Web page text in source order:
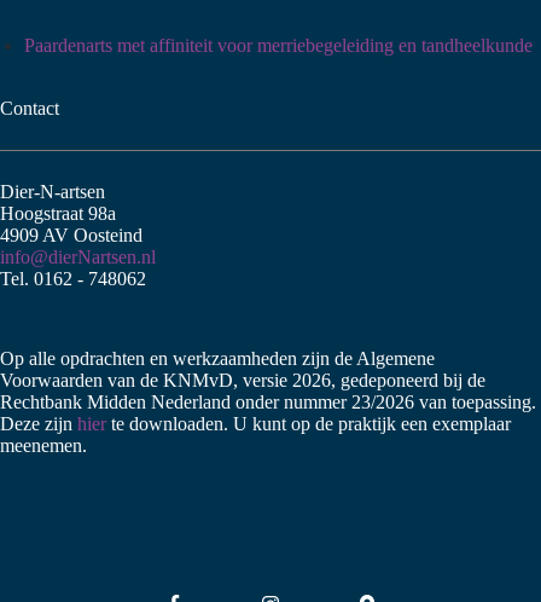
Paardenarts met affiniteit voor merriebegeleiding en tandheelkunde
Contact
Dier-N-artsen
Hoogstraat 98a
4909 AV Oosteind
info@dierNartsen.nl
Tel. 0162 - 748062
Op alle opdrachten en werkzaamheden zijn de Algemene
Voorwaarden van de KNMvD, versie 2026, gedeponeerd bij de
Rechtbank Midden Nederland onder nummer 23/2026 van toepassing.
Deze zijn hierte downloaden. U kunt op de praktijk een exemplaar
meenemen.